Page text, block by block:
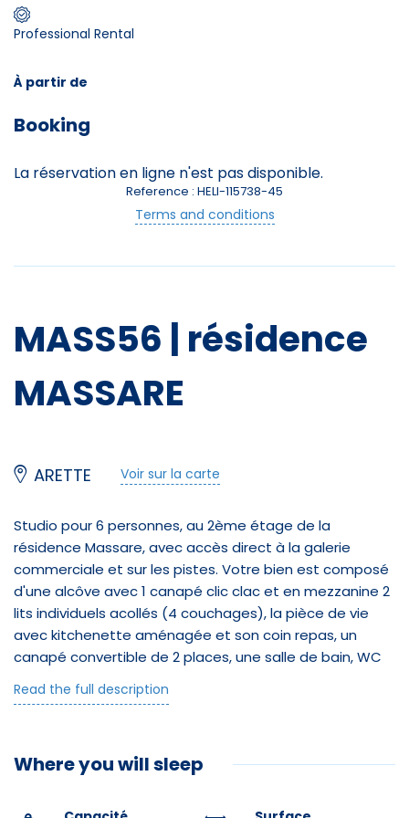
Etudiants - +
?
MASS56 | résidence
MASSARE
ARETTE Voir sur la carte
Studio pour 6 personnes, au 2ème étage de la
résidence Massare, avec accès direct à la galerie
commerciale et sur les pistes. Votre bien est composé
d'une alcôve avec 1 canapé clic clac et en mezzanine 2
lits individuels acollés (4 couchages), la pièce de vie
avec kitchenette aménagée et son coin repas, un
canapé convertible de 2 places, une salle de bain, WC
À votre disposition: casier à skis au RDC, Micro-
Raclette/Pierrade et Fondue.
Read the full description
Where you will sleep
Professional Rental
À partir de
Booking
La réservation en ligne n'est pas disponible.
Reference : HELI-115738-45
Terms and conditions